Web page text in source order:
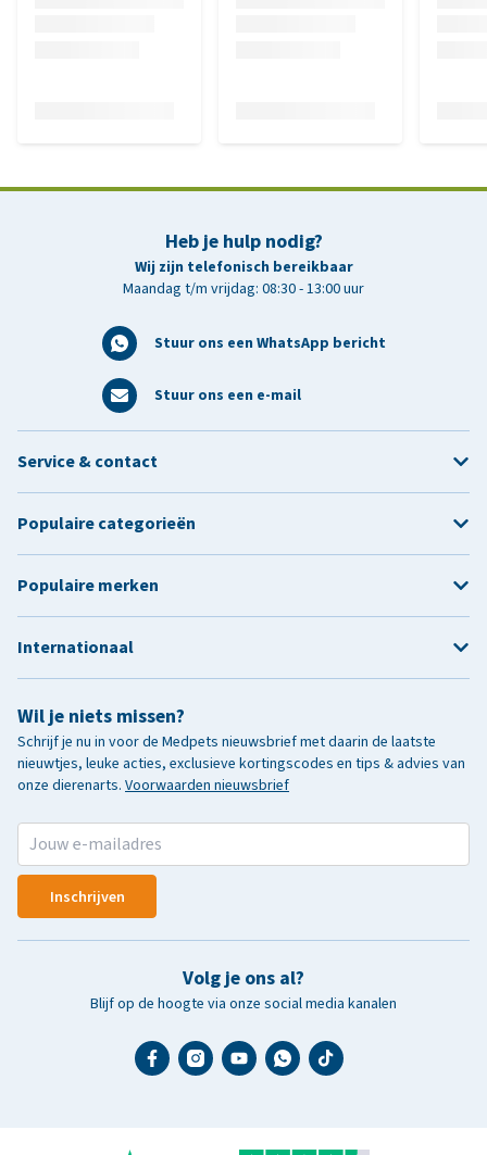
Heb je hulp nodig?
Wij zijn telefonisch bereikbaar
Maandag t/m vrijdag: 08:30 - 13:00 uur
Stuur ons een WhatsApp bericht
Stuur ons een e-mail
Wil je niets missen?
Schrijf je nu in voor de Medpets nieuwsbrief met daarin de laatste
nieuwtjes, leuke acties, exclusieve kortingscodes en tips & advies van
onze dierenarts. Voorwaarden nieuwsbrief
Inschrijven
Volg je ons al?
Blijf op de hoogte via onze social media kanalen
Service & contact
Populaire categorieën
Populaire merken
Internationaal